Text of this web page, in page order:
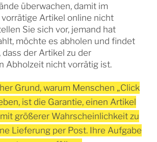
überwachen, damit im
Artikel online nicht
Sie sich vor, jemand hat
möchte es abholen und findet
dass der Artikel zu der
Abholzeit nicht vorrätig ist.
Grund, warum Menschen „Click
ist die Garantie, einen Artikel
größerer Wahrscheinlichkeit zu
Lieferung per Post. Ihre Aufgabe